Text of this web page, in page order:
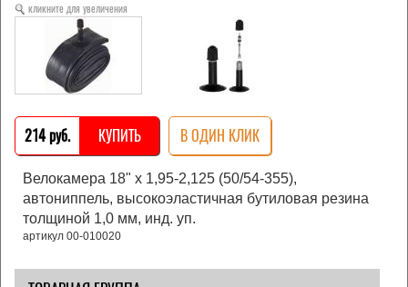
кликните для увеличения
214 pуб. КУПИТЬ В ОДИН КЛИК
Велокамера 18" x 1,95-2,125 (50/54-355),
автониппель, высокоэластичная бутиловая резина
толщиной 1,0 мм, инд. уп.
артикул 00-010020